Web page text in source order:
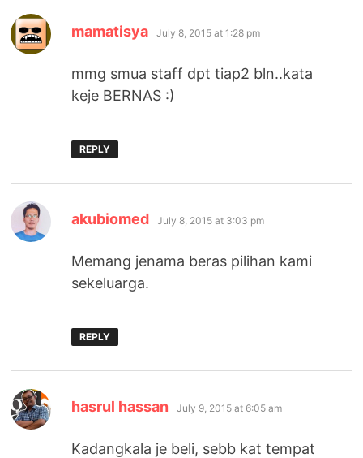
mamatisya says:
July 8, 2015 at 1:28 pm
mmg smua staff dpt tiap2 bln..kata
keje BERNAS :)
REPLY
akubiomed says:
July 8, 2015 at 3:03 pm
Memang jenama beras pilihan kami
sekeluarga.
REPLY
hasrul hassan says:
July 9, 2015 at 6:05 am
Kadangkala je beli, sebb kat tempat